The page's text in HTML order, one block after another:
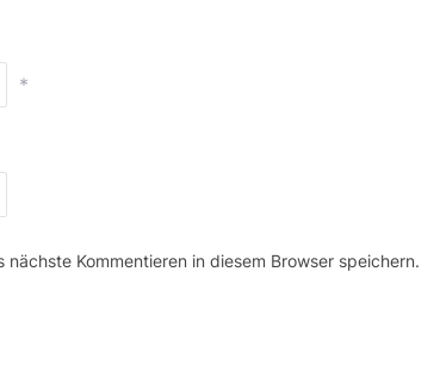
*
Kommentieren in diesem Browser speichern.